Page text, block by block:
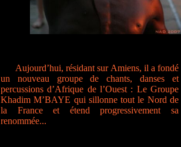
Aujourd’hui, résidant sur Amiens, il a fondé
un nouveau groupe de chants, danses et
percussions d’Afrique de l’Ouest : Le Groupe
Khadim M’BAYE qui sillonne tout le Nord de
la France et étend progressivement sa
renommée...